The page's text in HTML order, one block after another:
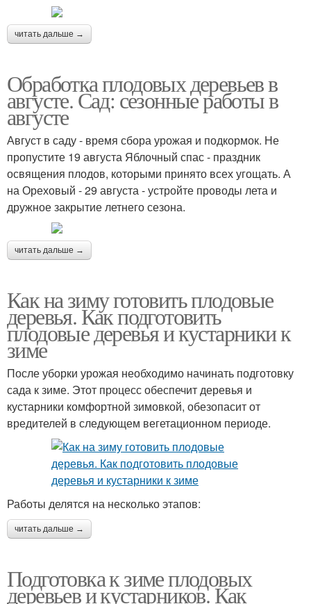
читать дальше →
Обработка плодовых деревьев в
августе. Сад: сезонные работы в
августе
Август в саду - время сбора урожая и подкормок. Не
пропустите 19 августа Яблочный спас - праздник
освящения плодов, которыми принято всех угощать. А
на Ореховый - 29 августа - устройте проводы лета и
дружное закрытие летнего сезона.
читать дальше →
Как на зиму готовить плодовые
деревья. Как подготовить
плодовые деревья и кустарники к
зиме
После уборки урожая необходимо начинать подготовку
сада к зиме. Этот процесс обеспечит деревья и
кустарники комфортной зимовкой, обезопасит от
вредителей в следующем вегетационном периоде.
Работы делятся на несколько этапов:
читать дальше →
Подготовка к зиме плодовых
деревьев и кустарников. Как